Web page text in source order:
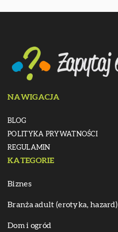
NAWIGACJA
BLOG
POLITYKA PRYWATNOŚCI
REGULAMIN
KATEGORIE
Biznes
Branża adult (erotyka, hazard)
Dom i ogród